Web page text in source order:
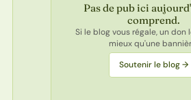
Pas de pub ici
comprend.
Si le blog vous régale, un don
mieux qu'une
Soutenir le blog →